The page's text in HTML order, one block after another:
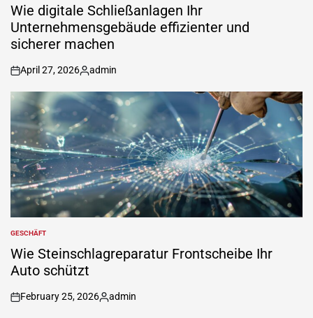
IN
Wie digitale Schließanlagen Ihr
Unternehmensgebäude effizienter und
sicherer machen
on
April 27, 2026
Posted
by
admin
POSTED
IN
GESCHÄFT
Wie Steinschlagreparatur Frontscheibe Ihr
Auto schützt
on
February 25, 2026
Posted
admin